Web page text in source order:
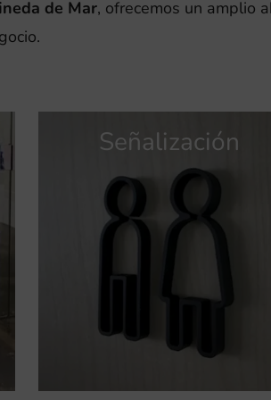
de Mar, ofrecemos un amplio
Identidad
Publicidad
Señalización